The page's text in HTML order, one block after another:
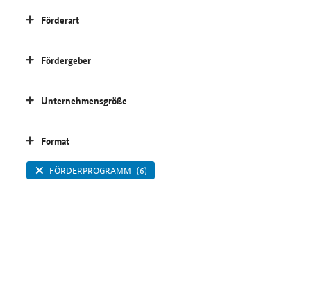
Förderart
Fördergeber
Unternehmensgröße
Format
FÖRDERPROGRAMM (6)